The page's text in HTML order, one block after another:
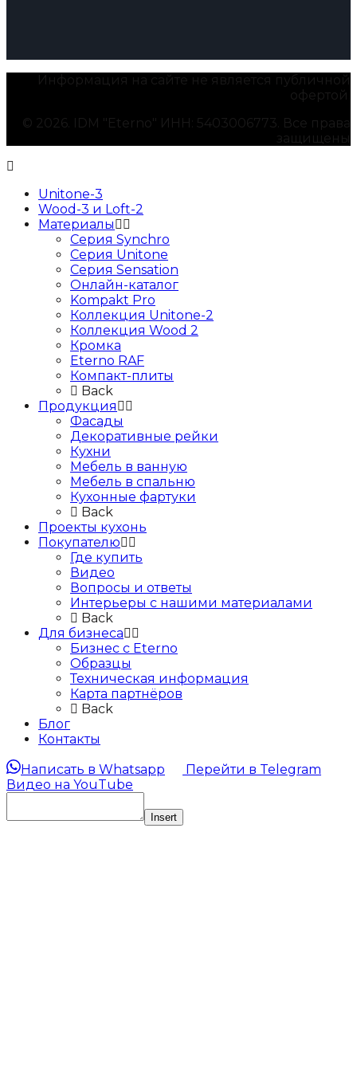
Информация на сайте не является публичной
офертой.
© 2026. IDM "Eterno" ИНН: 5403006773. Все права
защищены
Unitone-3
Wood-3 и Loft-2
Материалы
Серия Synchro
Серия Unitone
Серия Sensation
Онлайн-каталог
Kompakt Pro
Коллекция Unitone-2
Коллекция Wood 2
Кромка
Eterno RAF
Компакт-плиты
Back
Продукция
Фасады
Декоративные рейки
Кухни
Мебель в ванную
Мебель в спальню
Кухонные фартуки
Back
Проекты кухонь
Покупателю
Где купить
Видео
Вопросы и ответы
Интерьеры с нашими материалами
Back
Для бизнеса
Бизнес с Eternо
Образцы
Техническая информация
Карта партнёров
Back
Блог
Контакты
Написать в Whatsapp
Перейти в Telegram
Видео на YouTube
Insert